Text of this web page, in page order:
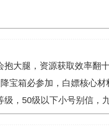
抱大腿，资源获取效率翻
降宝箱必参加，白嫖核心
级，50级以下小号别信，